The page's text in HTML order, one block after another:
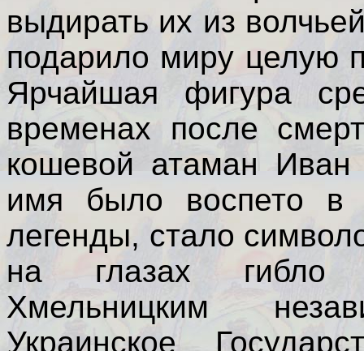
выдирать их из
подарило миру целую
Ярчайшая фигура
временах после
кошевой атаман
имя было воспето
легенды, стало
на глазах гибло
Хмельницким
Украинское